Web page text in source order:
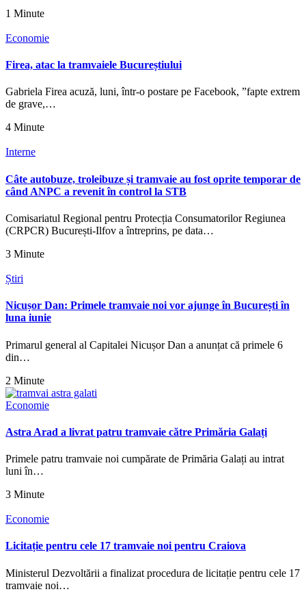
1 Minute
Economie
Firea, atac la tramvaiele Bucureștiului
Gabriela Firea acuză, luni, într-o postare pe Facebook, ”fapte extrem
de grave,…
4 Minute
Interne
Câte autobuze, troleibuze și tramvaie au fost oprite temporar de
când ANPC a revenit în control la STB
Comisariatul Regional pentru Protecția Consumatorilor Regiunea
(CRPCR) București-Ilfov a întreprins, pe data…
3 Minute
Știri
Nicușor Dan: Primele tramvaie noi vor ajunge în București în
luna iunie
Primarul general al Capitalei Nicușor Dan a anunțat că primele 6
din…
2 Minute
Economie
Astra Arad a livrat patru tramvaie către Primăria Galați
Primele patru tramvaie noi cumpărate de Primăria Galați au intrat
luni în…
3 Minute
Economie
Licitație pentru cele 17 tramvaie noi pentru Craiova
Ministerul Dezvoltării a finalizat procedura de licitație pentru cele 17
tramvaie noi…